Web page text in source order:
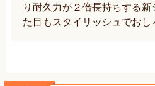
り耐久力が２倍長持ちする
た目もスタイリッシュでおし